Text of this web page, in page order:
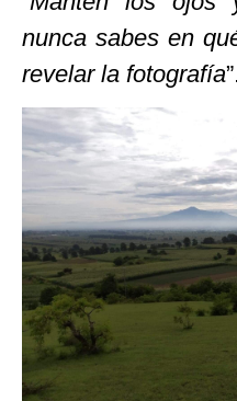
nunca sabes en
revelar la fotografía